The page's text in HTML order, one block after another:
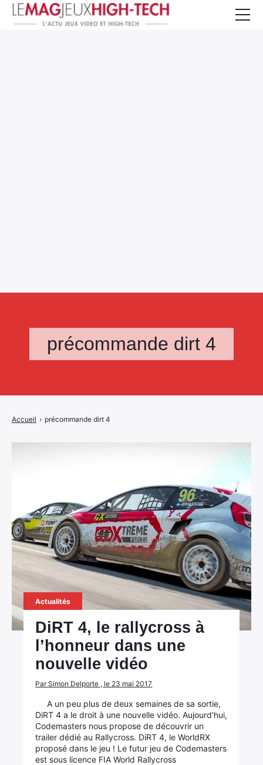
précommande dirt 4
Accueil › précommande dirt 4
Actualités
DiRT 4, le rallycross à
l’honneur dans une
nouvelle vidéo
Par Simon Delporte , le 23 mai 2017
A un peu plus de deux semaines de sa sortie,
DiRT 4 a le droit à une nouvelle vidéo. Aujourd’hui,
Codemasters nous propose de découvrir un
trailer dédié au Rallycross. DiRT 4, le WorldRX
proposé dans le jeu ! Le futur jeu de Codemasters
est sous licence FIA World Rallycross